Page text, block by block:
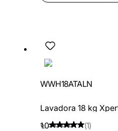
WWH18ATALN
Lavadora 18 kg
1.0
(1)